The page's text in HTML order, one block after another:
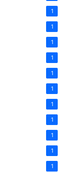
1
1
1
1
1
1
1
1
1
1
1